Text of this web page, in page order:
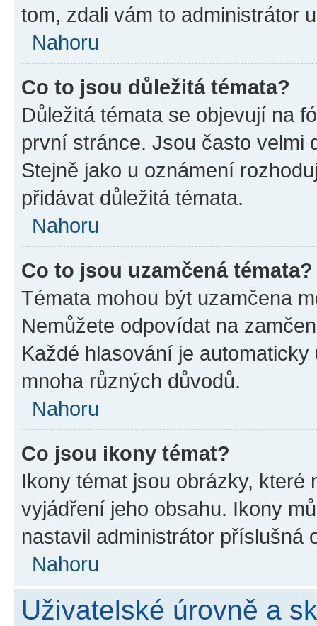
tom, zdali vám to administrátor
Nahoru
Co to jsou důležitá témata?
Důležitá témata se objevují na
první stránce. Jsou často velmi
Stejně jako u oznámení
přidávat důležitá témata.
Nahoru
Co to jsou uzamčená témata?
Témata mohou být uzamčena
Nemůžete odpovídat na
Každé hlasování je
mnoha různých důvodů.
Nahoru
Co jsou ikony témat?
Ikony témat jsou obrázky,
vyjádření jeho obsahu. Ikony
nastavil administrátor příslušná
Nahoru
Uživatelské úrovně a